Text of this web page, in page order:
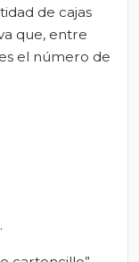
de cajas
que, entre
el número de